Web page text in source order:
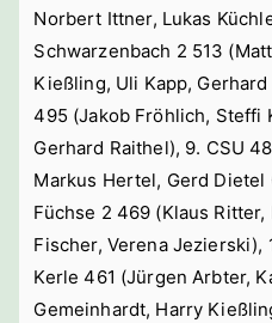
Norbert Ittner, Lukas
Schwarzenbach 2 513
Kießling, Uli Kapp,
495 (Jakob Fröhlich, Steffi
Gerhard Raithel), 9. CSU
Markus Hertel, Gerd Dietel
Füchse 2 469 (Klaus
Fischer, Verena Jezierski),
Kerle 461 (Jürgen Arbter,
Gemeinhardt, Harry